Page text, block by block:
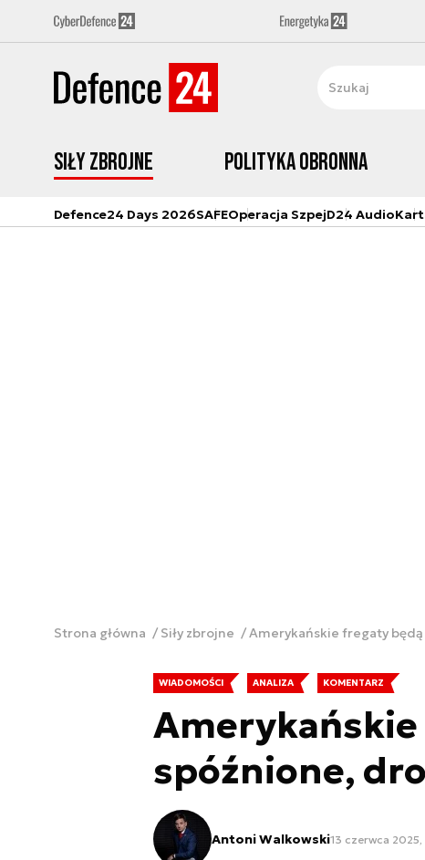
Siły zbrojne Polityka obronna
Defence24 Days 2026SAFEOperacja SzpejD24 Audio
Strona główna Siły zbrojne Amerykańskie fregaty
WIADOMOŚCI ANALIZA KOMENTARZ
spóźnione,
Antoni Walkowski13 czerwca 2025,